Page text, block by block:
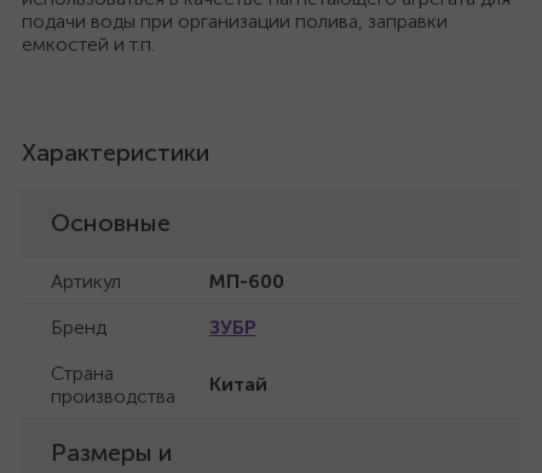
подачи воды при организации полива, заправки
емкостей и т.п.
Характеристики
Основные
Артикул
МП-600
Бренд
ЗУБР
Страна
производства
Китай
Размеры и